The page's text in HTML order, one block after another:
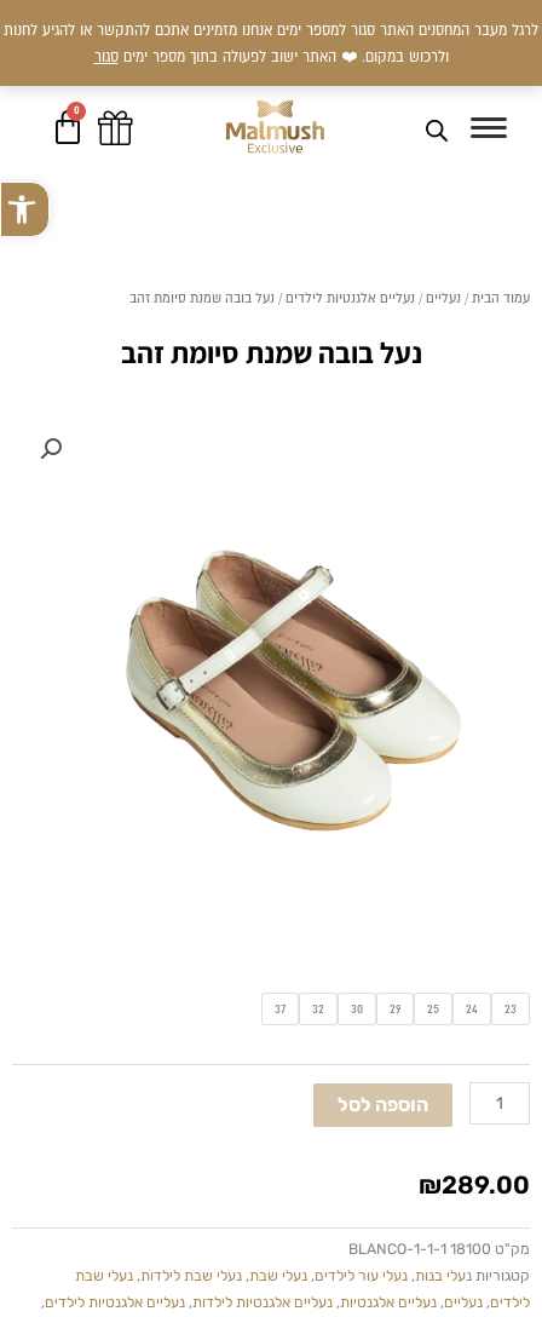
פתח
לרגל מעבר המחסנים האתר סגור למספר ימים אנחנו מזמינים אתכם להתקשר או להגיע לחנות
ולרכוש במקום. ❤️ האתר ישוב לפעולה בתוך מספר ימיםסגור
לתוכן
0
עגלת
עמוד הבית/ נעליים/ נעליים אלגנטיות לילדים/ נעל בובה שמנת סיומת זהב
נעל בובה שמנת סיומת זהב
23
24
25
29
30
32
37
כמות
של
שמנת
הוספה לסל
₪289.00
מק"ט 18100 BLANCO-1-1-1
קטגוריות נעלי בנות, נעלי עור לילדים, נעלי שבת, נעלי שבת לילדות, נעלי שבת
לילדים, נעליים, נעליים אלגנטיות, נעליים אלגנטיות לילדות, נעליים אלגנטיות לילדים,